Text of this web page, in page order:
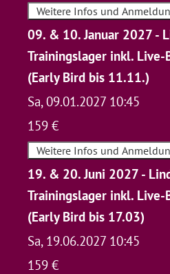
Weitere Infos und
09. & 10. Januar 2027 -
Trainingslager inkl. Live-
(Early Bird bis 11.11.)
Sa, 09.01.2027 10:45
159 €
Weitere Infos und
19. & 20. Juni 2027 -
Trainingslager inkl. Live-
(Early Bird bis 17.03)
Sa, 19.06.2027 10:45
159 €